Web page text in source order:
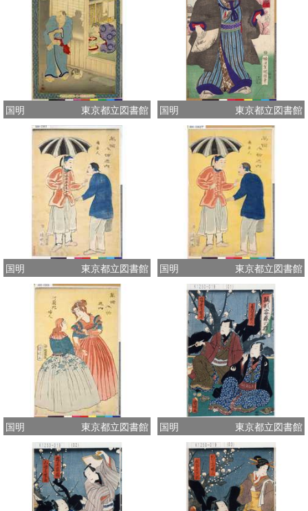
国明 東京都立図書館 国明 東京都立図書館
国明 東京都立図書館 国明 東京都立図書館
国明 東京都立図書館 国明 東京都立図書館